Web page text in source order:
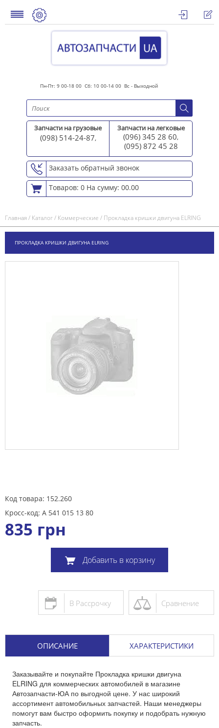
Пн-Пт: 9 00-18 00 Сб: 10 00-14 00 Вс - Выходной
Запчасти на грузовые
(098) 514-24-87,
Запчасти на легковые
(096) 345 28 60,
(095) 872 45 28
Заказать обратный звонок
Товаров: 0 На сумму: 00.00
Главная/ Каталог/ Коммерческие / Прокладка кришки двигуна ELRING
ПРОКЛАДКА КРИШКИ ДВИГУНА ELRING
Код товара: 152.260
Кросс-код: A 541 015 13 80
835 грн
Добавить в корзину
Сравнение
В Рассрочку
ОПИСАНИЕ ХАРАКТЕРИСТИКИ
Заказывайте и покупайте Прокладка кришки двигуна
ELRING для коммерческих автомобилей в магазине
Автозапчасти-ЮА по выгодной цене. У нас широкий
ассортимент автомобильных запчастей. Наши менеджеры
помогут вам быстро оформить покупку и подобрать нужную
запчасть.